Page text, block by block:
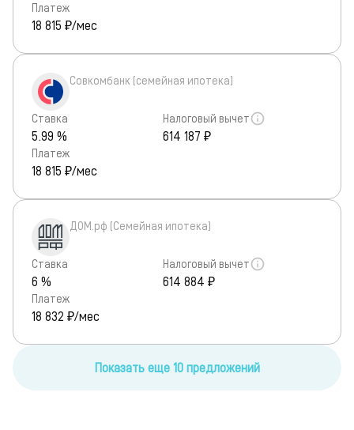
Платеж
18 815 ₽/мес
Совкомбанк (семейная ипотека)
Ставка
5.99 %
Налоговый вычет
614 187 ₽
Платеж
18 815 ₽/мес
ДОМ.рф (Семейная ипотека)
Ставка
6 %
Налоговый вычет
614 884 ₽
Платеж
18 832 ₽/мес
Показать еще 10 предложений